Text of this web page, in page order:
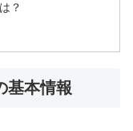
？
基本情報